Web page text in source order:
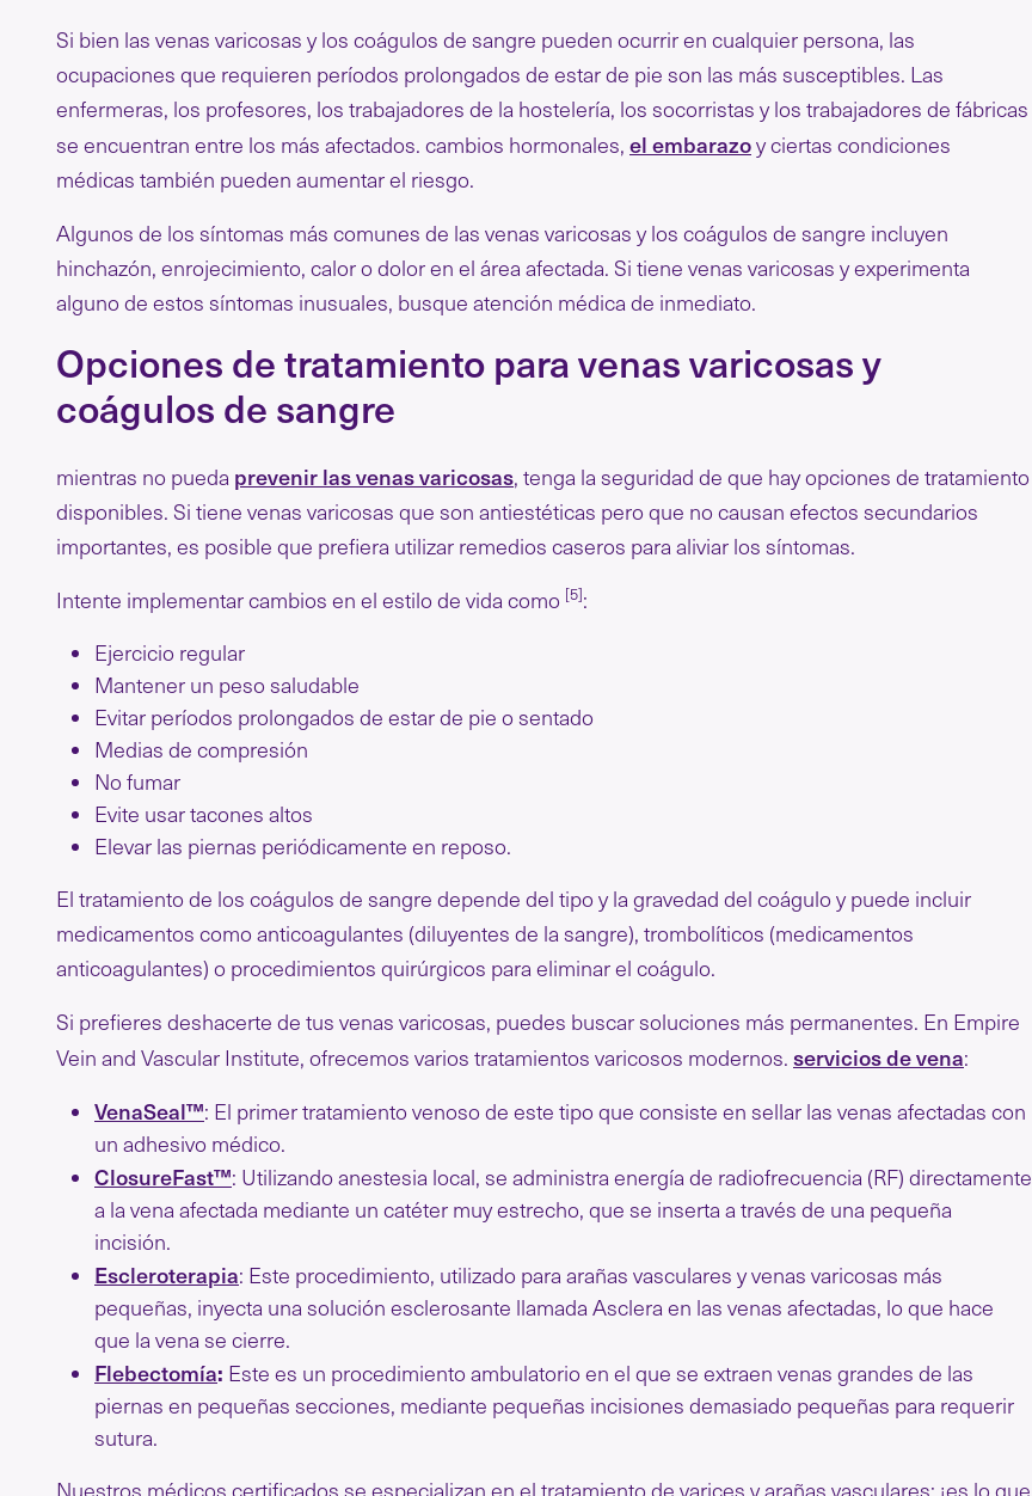
Si bien las venas varicosas y los coágulos de sangre pueden ocurrir en cualquier persona, las
ocupaciones que requieren períodos prolongados de estar de pie son las más susceptibles. Las
enfermeras, los profesores, los trabajadores de la hostelería, los socorristas y los trabajadores de fábricas
se encuentran entre los más afectados. cambios hormonales, el embarazoy ciertas condiciones
médicas también pueden aumentar el riesgo.
Algunos de los síntomas más comunes de las venas varicosas y los coágulos de sangre incluyen
hinchazón, enrojecimiento, calor o dolor en el área afectada. Si tiene venas varicosas y experimenta
alguno de estos síntomas inusuales, busque atención médica de inmediato.
Opciones de tratamiento para venas varicosas y
coágulos de sangre
mientras no pueda prevenir las venas varicosas, tenga la seguridad de que hay opciones de tratamiento
disponibles. Si tiene venas varicosas que son antiestéticas pero que no causan efectos secundarios
importantes, es posible que prefiera utilizar remedios caseros para aliviar los síntomas.
Intente implementar cambios en el estilo de vida como [5]:
Ejercicio regular
Mantener un peso saludable
Evitar períodos prolongados de estar de pie o sentado
Medias de compresión
No fumar
Evite usar tacones altos
Elevar las piernas periódicamente en reposo.
El tratamiento de los coágulos de sangre depende del tipo y la gravedad del coágulo y puede incluir
medicamentos como anticoagulantes (diluyentes de la sangre), trombolíticos (medicamentos
anticoagulantes) o procedimientos quirúrgicos para eliminar el coágulo.
Si prefieres deshacerte de tus venas varicosas, puedes buscar soluciones más permanentes. En Empire
Vein and Vascular Institute, ofrecemos varios tratamientos varicosos modernos. servicios de vena:
VenaSeal™: El primer tratamiento venoso de este tipo que consiste en sellar las venas afectadas con
un adhesivo médico.
ClosureFast™: Utilizando anestesia local, se administra energía de radiofrecuencia (RF) directamente
a la vena afectada mediante un catéter muy estrecho, que se inserta a través de una pequeña
incisión.
Escleroterapia: Este procedimiento, utilizado para arañas vasculares y venas varicosas más
pequeñas, inyecta una solución esclerosante llamada Asclera en las venas afectadas, lo que hace
que la vena se cierre.
Flebectomía: Este es un procedimiento ambulatorio en el que se extraen venas grandes de las
piernas en pequeñas secciones, mediante pequeñas incisiones demasiado pequeñas para requerir
sutura.
Nuestros médicos certificados se especializan en el tratamiento de varices y arañas vasculares: ¡es lo que